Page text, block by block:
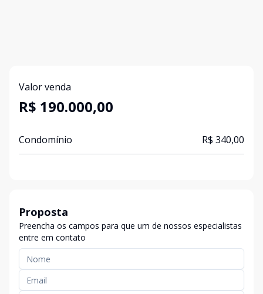
Valor venda
R$ 190.000,00
Condomínio R$ 340,00
Proposta
Preencha os campos para que um de nossos especialistas
entre em contato